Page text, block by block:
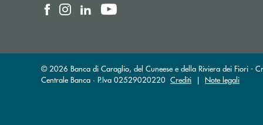
© 2026 Banca di Caraglio, del Cuneese e della Riviera dei Fiori -
Centrale Banca · P.Iva 02529020220 Crediti | Note legali